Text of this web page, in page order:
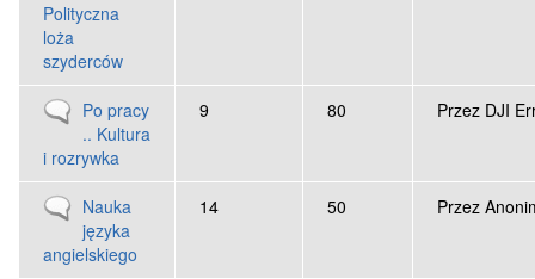
Polityczna
loża
szyderców
Brak nowych wpisów
Po pracy
.. Kultura
i rozrywka
9 80 Przez DJI
Brak nowych wpisów
Nauka
języka
angielskiego
14 50 Przez